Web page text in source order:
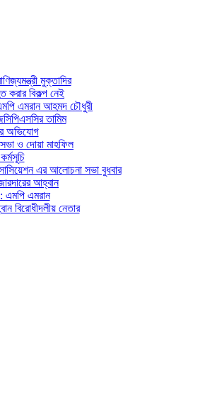
মুক্তাদির
বিকল্প নেই
এমরান আহমদ চৌধুরী
তামিম
অভিযোগ
ও দোয়া মাহফিল
এর আলোচনা সভা বুধবার
আহ্বান
এমপি এমরান
বিরোধীদলীয় নেতার